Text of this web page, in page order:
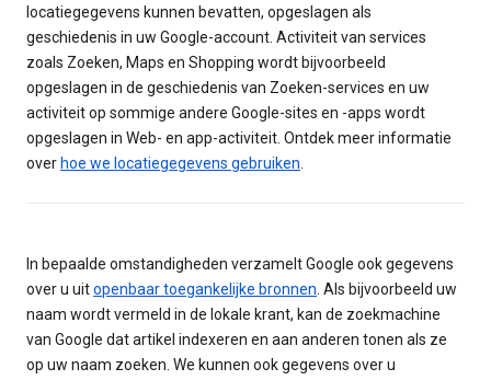
locatiegegevens kunnen bevatten, opgeslagen als
geschiedenis in uw Google-account. Activiteit van services
zoals Zoeken, Maps en Shopping wordt bijvoorbeeld
opgeslagen in de geschiedenis van Zoeken-services en uw
activiteit op sommige andere Google-sites en -apps wordt
opgeslagen in Web- en app-activiteit. Ontdek meer informatie
over hoe we locatiegegevens gebruiken
In bepaalde omstandigheden verzamelt Google ook gegevens
over u uitopenbaar toegankelijke bronnen . Als bijvoorbeeld uw
naam wordt vermeld in de lokale krant, kan de zoekmachine
van Google dat artikel indexeren en aan anderen tonen als ze
op uw naam zoeken. We kunnen ook gegevens over u